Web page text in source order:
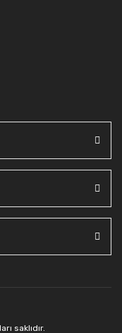
saklıdır.